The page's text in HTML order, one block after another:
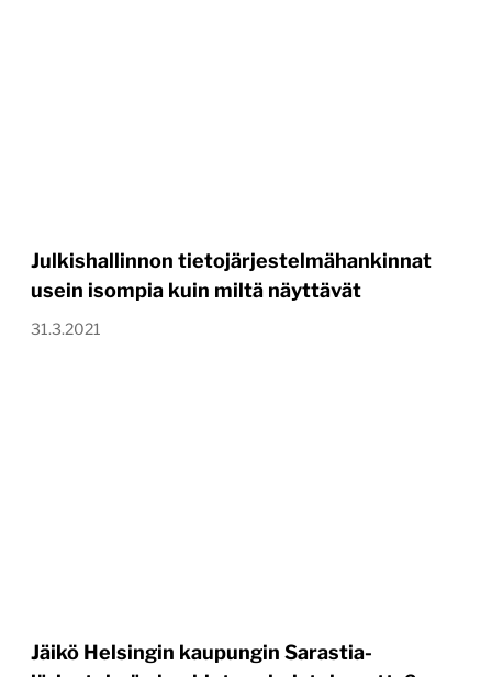
Julkishallinnon tietojärjestelmähankinnat
usein isompia kuin miltä näyttävät
31.3.2021
Jäikö Helsingin kaupungin Sarastia-